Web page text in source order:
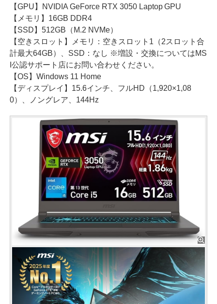
【GPU】NVIDIA GeForce RTX 3050 Laptop GPU
【メモリ】16GB DDR4
【SSD】512GB（M.2 NVMe）
【空きスロット】メモリ：空きスロット1（2スロット合
計最大64GB）、SSD：なし ※増設・交換についてはMS
I公認サポート店にお問い合わせください。
【OS】Windows 11 Home
【ディスプレイ】15.6インチ、フルHD（1,920×1,08
0）、ノングレア、144Hz